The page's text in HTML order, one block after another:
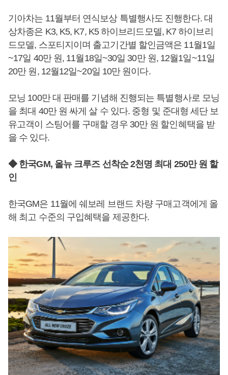
기아차는 11월부터 연식보상 특별행사도 진행한다. 대
상차종은 K3, K5, K7, K5 하이브리드모델, K7 하이브리
드모델, 스포티지이며 출고기간별 할인금액은 11월1일
~17일 40만 원, 11월18일~30일 30만 원, 12월1일~11일
20만 원, 12월12일~20일 10만 원이다.
모닝 100만 대 판매를 기념해 진행되는 특별행사로 모닝
을 최대 40만 원 싸게 살 수 있다. 중형 및 준대형 세단 보
유고객이 스팅어를 구매할 경우 30만 원 할인혜택을 받
을 수 있다.
◆ 한국GM, 올뉴 크루즈 선착순 2천명 최대 250만 원 할
인
한국GM은 11월에 쉐보레 브랜드 차량 구매고객에게 올
해 최고 수준의 구입혜택을 제공한다.